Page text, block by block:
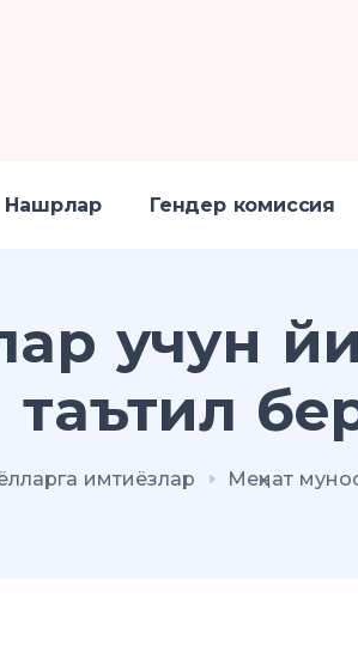
Нашрлар Гендер комиссия
учун
таътил
имтиёзлар Меҳнат